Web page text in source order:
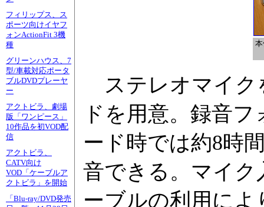
フィリップス、ス
ポーツ向けイヤフ
ォンActionFit 3機
種
グリーンハウス、7
型/車載対応ポータ
ブルDVDプレーヤ
ー
アクトビラ、劇場
版「ワンピース」
10作品を初VOD配
信
アクトビラ、
CATV向け
VOD「ケーブルア
クトビラ」を開始
「Blu-ray/DVD発売
ステレオマイク
ドを用意。録音
ード時では約8時
音できる。マイク
ーブルの利用に